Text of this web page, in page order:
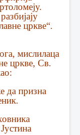
цркве“.
мислилаца
цркве, Св.
да призна